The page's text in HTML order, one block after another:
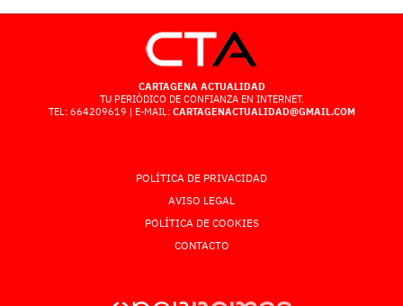
CARTAGENA ACTUALIDAD
TU PERIÓDICO DE CONFIANZA EN INTERNET.
TEL: 664209619 | E-MAIL: CARTAGENACTUALIDAD@GMAIL.COM
POLÍTICA DE PRIVACIDAD
AVISO LEGAL
POLÍTICA DE COOKIES
CONTACTO